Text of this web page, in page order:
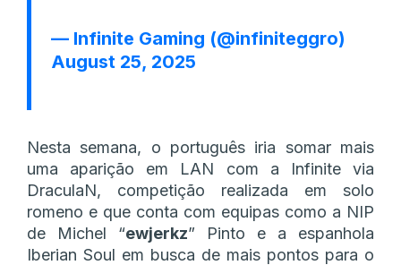
— Infinite Gaming (@infiniteggro)
August 25, 2025
Nesta semana, o português iria somar mais
uma aparição em LAN com a Infinite via
DraculaN, competição realizada em solo
romeno e que conta com equipas como a NIP
de Michel “ewjerkz” Pinto e a espanhola
Iberian Soul em busca de mais pontos para o